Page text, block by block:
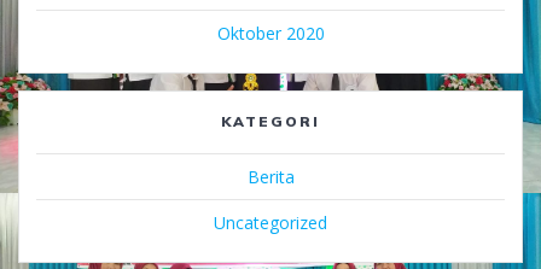
Oktober 2020
KATEGORI
Berita
Uncategorized